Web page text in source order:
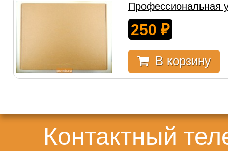
Профессиональная
250 ₽
В корзину
Контактный